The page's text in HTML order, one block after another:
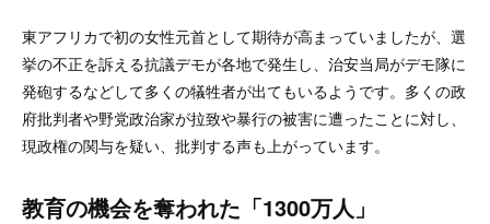
東アフリカで初の女性元首として期待が高まっていましたが、選
挙の不正を訴える抗議デモが各地で発生し、治安当局がデモ隊に
発砲するなどして多くの犠牲者が出てもいるようです。多くの政
府批判者や野党政治家が拉致や暴行の被害に遭ったことに対し、
現政権の関与を疑い、批判する声も上がっています。
教育の機会を奪われた「1300万人」